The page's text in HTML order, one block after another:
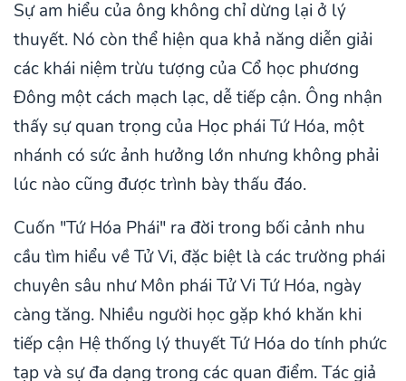
Sự am hiểu của ông không chỉ dừng lại ở lý
thuyết. Nó còn thể hiện qua khả năng diễn giải
các khái niệm trừu tượng của Cổ học phương
Đông một cách mạch lạc, dễ tiếp cận. Ông nhận
thấy sự quan trọng của Học phái Tứ Hóa, một
nhánh có sức ảnh hưởng lớn nhưng không phải
lúc nào cũng được trình bày thấu đáo.
Cuốn "Tứ Hóa Phái" ra đời trong bối cảnh nhu
cầu tìm hiểu về Tử Vi, đặc biệt là các trường phái
chuyên sâu như Môn phái Tử Vi Tứ Hóa, ngày
càng tăng. Nhiều người học gặp khó khăn khi
tiếp cận Hệ thống lý thuyết Tứ Hóa do tính phức
tạp và sự đa dạng trong các quan điểm. Tác giả